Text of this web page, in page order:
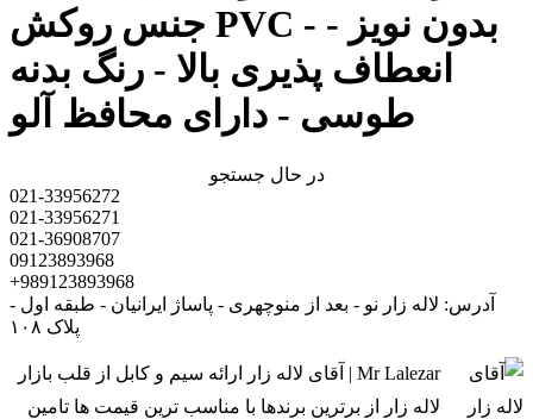
جنس روکش PVC - بدون نویز -
انعطاف پذیری بالا - رنگ بدنه
طوسی - دارای محافظ آلو
در حال جستجو
021-33956272
021-33956271
021-36908707
09123893968
+989123893968
آدرس: لاله زار نو - بعد از منوچهری - پاساژ ایرانیان - طبقه اول -
پلاک ۱۰۸
Mr Lalezar | آقای لاله زار ارائه سیم و کابل از قلب بازار
لاله زار از برترین برندها با مناسب ترین قیمت ها تامین